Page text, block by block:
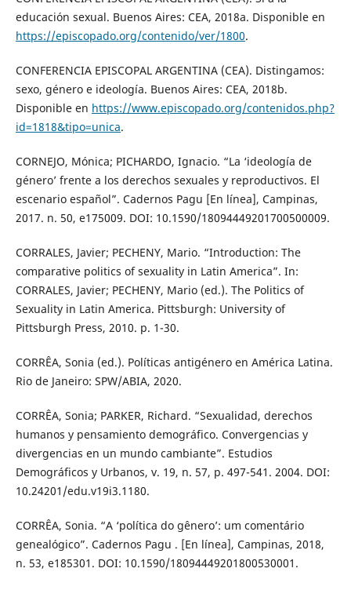
educación sexual. Buenos Aires: CEA, 2018a. Disponible en
https://episcopado.org/contenido/ver/1800.
CONFERENCIA EPISCOPAL ARGENTINA (CEA). Distingamos:
sexo, género e ideología. Buenos Aires: CEA, 2018b.
Disponible en https://www.episcopado.org/contenidos.php?
id=1818&tipo=unica.
CORNEJO, Mónica; PICHARDO, Ignacio. “La ‘ideología de
género’ frente a los derechos sexuales y reproductivos. El
escenario español”. Cadernos Pagu [En línea], Campinas,
2017. n. 50, e175009. DOI: 10.1590/18094449201700500009.
CORRALES, Javier; PECHENY, Mario. “Introduction: The
comparative politics of sexuality in Latin America”. In:
CORRALES, Javier; PECHENY, Mario (ed.). The Politics of
Sexuality in Latin America. Pittsburgh: University of
Pittsburgh Press, 2010. p. 1-30.
CORRÊA, Sonia (ed.). Políticas antigénero en América Latina.
Rio de Janeiro: SPW/ABIA, 2020.
CORRÊA, Sonia; PARKER, Richard. “Sexualidad, derechos
humanos y pensamiento demográfico. Convergencias y
divergencias en un mundo cambiante”. Estudios
Demográficos y Urbanos, v. 19, n. 57, p. 497-541. 2004. DOI:
10.24201/edu.v19i3.1180.
CORRÊA, Sonia. “A ‘política do gênero’: um comentário
genealógico”. Cadernos Pagu . [En línea], Campinas, 2018,
n. 53, e185301. DOI: 10.1590/18094449201800530001.